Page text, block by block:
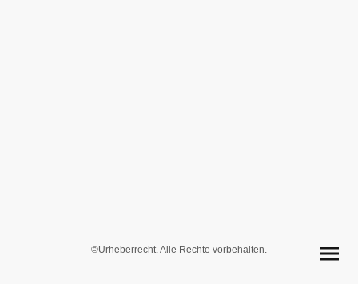
©Urheberrecht. Alle Rechte vorbehalten.